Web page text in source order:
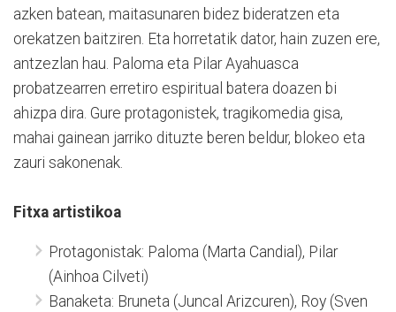
azken batean, maitasunaren bidez bideratzen eta
orekatzen baitziren. Eta horretatik dator, hain zuzen ere,
antzezlan hau. Paloma eta Pilar Ayahuasca
probatzearren erretiro espiritual batera doazen bi
ahizpa dira. Gure protagonistek, tragikomedia gisa,
mahai gainean jarriko dituzte beren beldur, blokeo eta
zauri sakonenak.
Fitxa artistikoa
Protagonistak: Paloma (Marta Candial), Pilar
(Ainhoa Cilveti)
Banaketa: Bruneta (Juncal Arizcuren), Roy (Sven